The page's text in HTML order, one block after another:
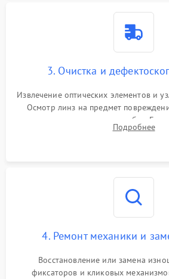
3. Очистка и
Извлечение оптических элементов и
Осмотр линз на предмет
покрытия или появления грибка.
спецрастворами. ПроверкаПодробнее
4. Ремонт механики и
Восстановление или замена
фиксаторов и кликовых